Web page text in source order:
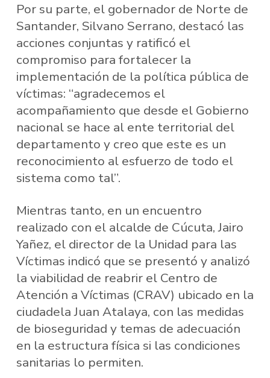
Por su parte, el gobernador de Norte de
Santander, Silvano Serrano, destacó las
acciones conjuntas y ratificó el
compromiso para fortalecer la
implementación de la política pública de
víctimas: “agradecemos el
acompañamiento que desde el Gobierno
nacional se hace al ente territorial del
departamento y creo que este es un
reconocimiento al esfuerzo de todo el
sistema como tal”.
Mientras tanto, en un encuentro
realizado con el alcalde de Cúcuta, Jairo
Yañez, el director de la Unidad para las
Víctimas indicó que se presentó y analizó
la viabilidad de reabrir el Centro de
Atención a Víctimas (CRAV) ubicado en la
ciudadela Juan Atalaya, con las medidas
de bioseguridad y temas de adecuación
en la estructura física si las condiciones
sanitarias lo permiten.